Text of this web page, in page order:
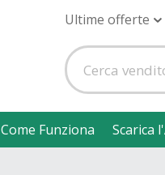
Ultime offerte
Come Funziona Scarica